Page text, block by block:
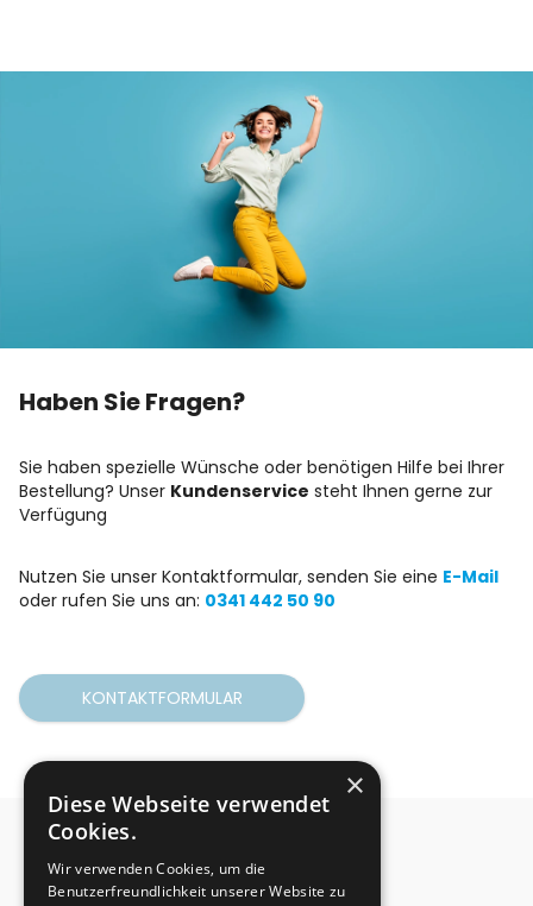
Haben Sie Fragen?
Sie haben spezielle Wünsche oder benötigen Hilfe bei Ihrer
Bestellung? Unser Kundenservice steht Ihnen gerne zur
Verfügung
Nutzen Sie unser Kontaktformular, senden Sie eine E-Mail
oder rufen Sie uns an: 0341 442 50 90
KONTAKTFORMULAR
×
Diese Webseite verwendet
Cookies.
Wir verwenden Cookies, um die
Benutzerfreundlichkeit unserer Website zu